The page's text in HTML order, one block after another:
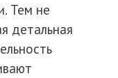
Тем не
детальная